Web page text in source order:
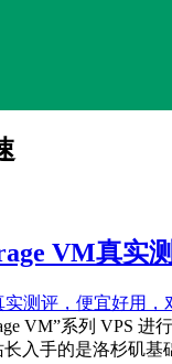
VM真实
VM”系列 VPS
入手的是洛杉矶